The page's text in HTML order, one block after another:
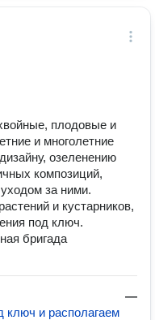
плодовые и
и многолетние
озеленению
композиций,
за ними.
и кустарников,
под ключ.
бригада
—
ключ и располагаем